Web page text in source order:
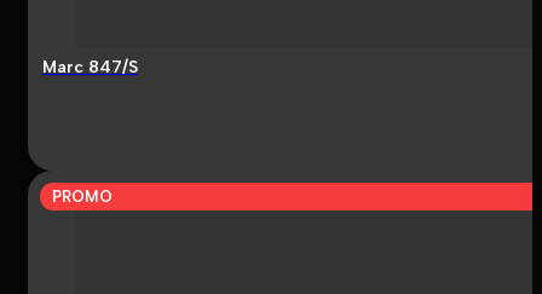
Marc 847/S
PROMO